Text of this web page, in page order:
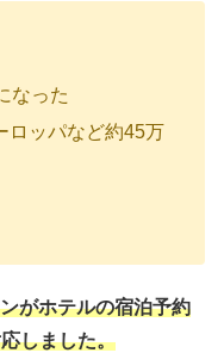
なった
ロッパなど約45万
がホテルの宿泊予約
しました。